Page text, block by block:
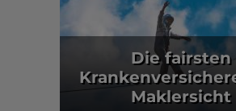
Die fairsten
Maklersicht